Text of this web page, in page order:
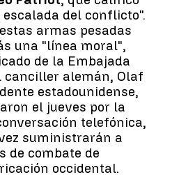
del conflicto".
armas pesadas
una "línea moral",
de la Embajada
canciller alemán, Olaf
estadounidense,
el jueves por la
telefónica,
suministrarán a
de combate de
occidental.